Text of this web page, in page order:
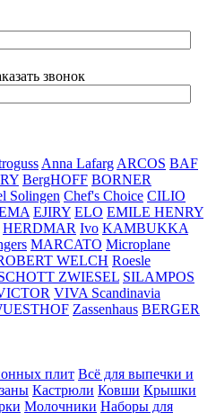
звонок
Anna Lafarg ARCOS BAF
BergHOFF BORNER
Solingen Chef's Choice CILIO
EJIRY ELO EMILE HENRY
HERDMAR Ivo KAMBUKKA
MARCATO Microplane
WELCH Roesle
ZWIESEL SILAMPOS
VIVA Scandinavia
Zassenhaus BERGER
плит Всё для выпечки и
Кастрюли Ковши Крышки
Молочники Наборы для